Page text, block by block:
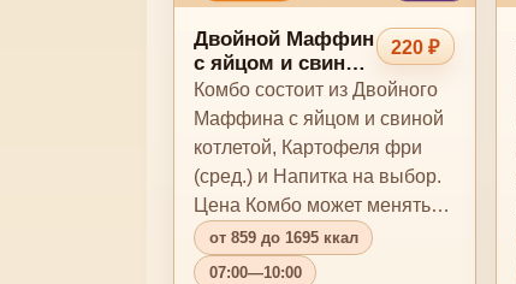
Двойной Маффин
с яйцом и свиной
котлетой Комбо
220 ₽
Комбо состоит из Двойного
Маффина с яйцом и свиной
котлетой, Картофеля фри
(сред.) и Напитка на выбор.
Цена Комбо может меняться
в зависимо…
от 859 до 1695 ккал
07:00—10:00